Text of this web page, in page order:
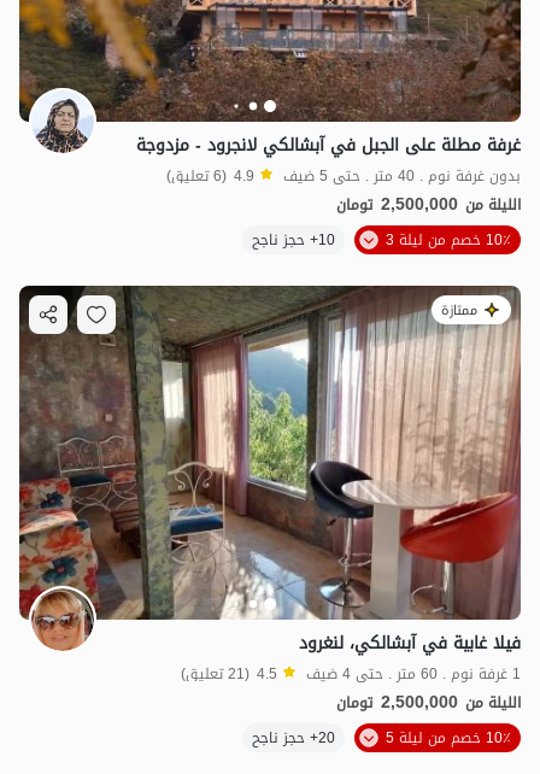
غرفة مطلة على الجبل في آبشالكي لانجرود - مزدوجة
بدون غرفة نوم . 40 متر . حتى 5 ضيف 4.9 (6 تعليق)
الليلة من 2,500,000 تومان
10٪ خصم من ليلة 3
10+ حجز ناجح
ممتازة
فيلا غابية في آبشالكي، لنغرود
1 غرفة نوم . 60 متر . حتى 4 ضيف 4.5 (21 تعليق)
الليلة من 2,500,000 تومان
10٪ خصم من ليلة 5
20+ حجز ناجح